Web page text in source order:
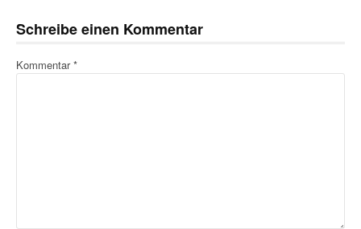
Schreibe einen Kommentar
Kommentar*